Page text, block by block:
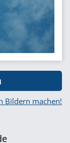
Bildern machen!